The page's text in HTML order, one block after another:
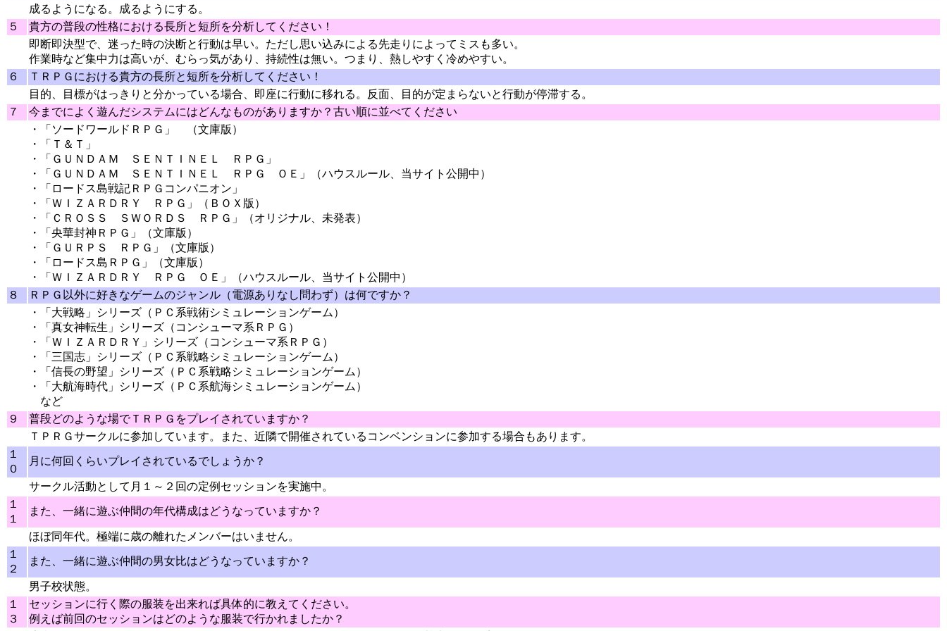
成るようになる。成るようにする。
５
貴方の普段の性格における長所と短所を分析してください！
即断即決型で、迷った時の決断と行動は早い。ただし思い込みによる先走りによってミスも多い。
作業時など集中力は高いが、むらっ気があり、持続性は無い。つまり、熱しやすく冷めやすい。
６
ＴＲＰＧにおける貴方の長所と短所を分析してください！
目的、目標がはっきりと分かっている場合、即座に行動に移れる。反面、目的が定まらないと行動が停滞する。
７
今までによく遊んだシステムにはどんなものがありますか？古い順に並べてください
・「ソードワールドＲＰＧ」 （文庫版）
・「Ｔ＆Ｔ」
・「ＧＵＮＤＡＭ ＳＥＮＴＩＮＥＬ ＲＰＧ」
・「ＧＵＮＤＡＭ ＳＥＮＴＩＮＥＬ ＲＰＧ ＯＥ」（ハウスルール、当サイト公開中）
・「ロードス島戦記ＲＰＧコンパニオン」
・「ＷＩＺＡＲＤＲＹ ＲＰＧ」（ＢＯＸ版）
・「ＣＲＯＳＳ ＳＷＯＲＤＳ ＲＰＧ」（オリジナル、未発表）
・「央華封神ＲＰＧ」（文庫版）
・「ＧＵＲＰＳ ＲＰＧ」（文庫版）
・「ロードス島ＲＰＧ」（文庫版）
・「ＷＩＺＡＲＤＲＹ ＲＰＧ ＯＥ」（ハウスルール、当サイト公開中）
８
ＲＰＧ以外に好きなゲームのジャンル（電源ありなし問わず）は何ですか？
・「大戦略」シリーズ（ＰＣ系戦術シミュレーションゲーム）
・「真女神転生」シリーズ（コンシューマ系ＲＰＧ）
・「ＷＩＺＡＲＤＲＹ」シリーズ（コンシューマ系ＲＰＧ）
・「三国志」シリーズ（ＰＣ系戦略シミュレーションゲーム）
・「信長の野望」シリーズ（ＰＣ系戦略シミュレーションゲーム）
・「大航海時代」シリーズ（ＰＣ系航海シミュレーションゲーム）
など
９
普段どのような場でＴＲＰＧをプレイされていますか？
ＴＰＲＧサークルに参加しています。また、近隣で開催されているコンベンションに参加する場合もあります。
１
０
月に何回くらいプレイされているでしょうか？
サークル活動として月１～２回の定例セッションを実施中。
１
１
また、一緒に遊ぶ仲間の年代構成はどうなっていますか？
ほぼ同年代。極端に歳の離れたメンバーはいません。
１
２
また、一緒に遊ぶ仲間の男女比はどうなっていますか？
男子校状態。
１
３
セッションに行く際の服装を出来れば具体的に教えてください。
例えば前回のセッションはどのような服装で行かれましたか？